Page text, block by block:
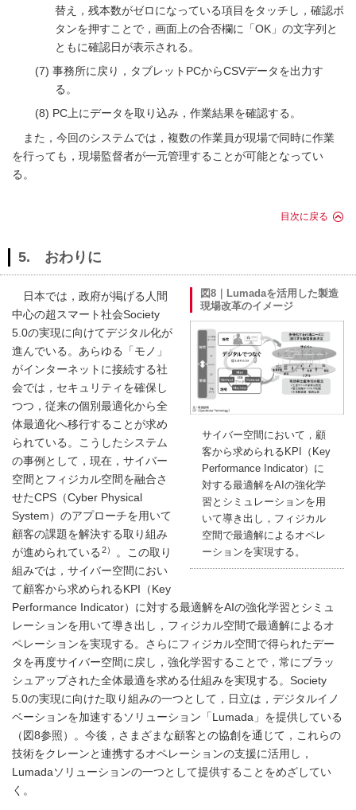
替え，残本数がゼロになっている項目をタッチし，確認ボ
タンを押すことで，画面上の合否欄に「OK」の文字列と
ともに確認日が表示される。
事務所に戻り，タブレットPCからCSVデータを出力す
る。
PC上にデータを取り込み，作業結果を確認する。
また，今回のシステムでは，複数の作業員が現場で同時に作業
を行っても，現場監督者が一元管理することが可能となってい
る。
目次に戻る
5. おわりに
図8｜Lumadaを活用した製造
現場改革のイメージ
サイバー空間において，顧
客から求められるKPI（Key
Performance Indicator）に
対する最適解をAIの強化学
習とシミュレーションを用
いて導き出し，フィジカル
空間で最適解によるオペレ
ーションを実現する。
日本では，政府が掲げる人間
中心の超スマート社会Society
5.0の実現に向けてデジタル化が
進んでいる。あらゆる「モノ」
がインターネットに接続する社
会では，セキュリティを確保し
つつ，従来の個別最適化から全
体最適化へ移行することが求め
られている。こうしたシステム
の事例として，現在，サイバー
空間とフィジカル空間を融合さ
せたCPS（Cyber Physical
System）のアプローチを用いて
顧客の課題を解決する取り組み
が進められている 2）
。この取り
組みでは，サイバー空間におい
て顧客から求められるKPI（Key
Performance Indicator）に対する最適解をAIの強化学習とシミュ
レーションを用いて導き出し，フィジカル空間で最適解によるオ
ペレーションを実現する。さらにフィジカル空間で得られたデー
タを再度サイバー空間に戻し，強化学習することで，常にブラッ
シュアップされた全体最適を求める仕組みを実現する。Society
5.0の実現に向けた取り組みの一つとして，日立は，デジタルイノ
ベーションを加速するソリューション「Lumada」を提供している
（図8参照）。今後，さまざまな顧客との協創を通じて，これらの
技術をクレーンと連携するオペレーションの支援に活用し，
Lumadaソリューションの一つとして提供することをめざしてい
く。